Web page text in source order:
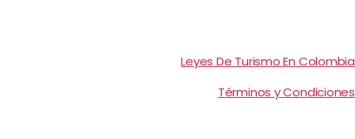
Leyes De Turismo En Colombia
Términos y Condiciones